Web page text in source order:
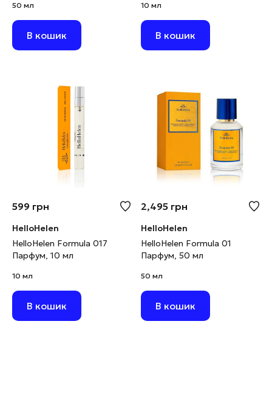
50 мл
В кошик
10 мл
В кошик
599 грн
HelloHelen
HelloHelen Formula 017
Парфум, 10 мл
10 мл
В кошик
2,495 грн
HelloHelen
HelloHelen Formula 01
Парфум, 50 мл
50 мл
В кошик